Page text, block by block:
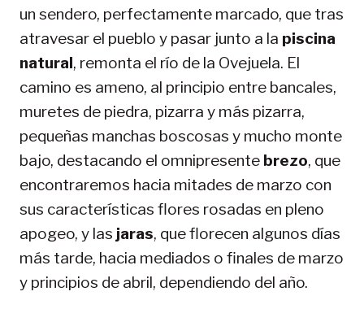
un sendero, perfectamente marcado, que tras
atravesar el pueblo y pasar junto a la piscina
natural, remonta el río de la Ovejuela. El
camino es ameno, al principio entre bancales,
muretes de piedra, pizarra y más pizarra,
pequeñas manchas boscosas y mucho monte
bajo, destacando el omnipresente brezo, que
encontraremos hacia mitades de marzo con
sus características flores rosadas en pleno
apogeo, y las jaras, que florecen algunos días
más tarde, hacia mediados o finales de marzo
y principios de abril, dependiendo del año.